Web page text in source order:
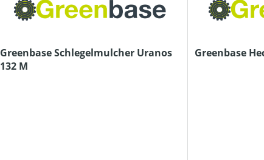
Greenbase Schlegelmulcher Uranos
132 M
Greenbase